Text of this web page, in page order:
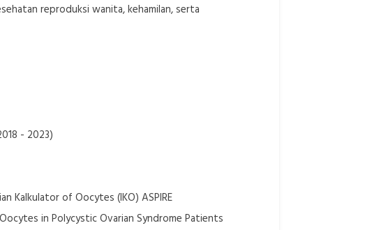
reproduksi wanita, kehamilan, serta
- 2023)
Kalkulator of Oocytes (IKO) ASPIRE
in Polycystic Ovarian Syndrome Patients